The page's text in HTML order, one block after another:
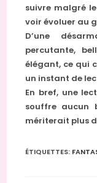
suivre malgré
voir évoluer au
D’une
percutante,
élégant, ce qui
un instant de
En bref, une
souffre aucun
mériterait plus
ÉTIQUETTES: